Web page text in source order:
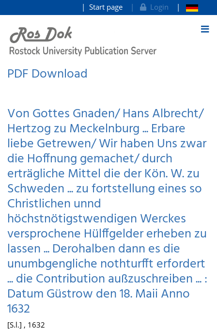
goto contents
Start page Login
PDF Download
Von Gottes Gnaden/ Hans Albrecht/
Hertzog zu Meckelnburg ... Erbare
liebe Getrewen/ Wir haben Uns zwar
die Hoffnung gemachet/ durch
erträgliche Mittel die der Kön. W. zu
Schweden ... zu fortstellung eines so
Christlichen unnd
höchstnötigstwendigen Werckes
versprochene Hülffgelder erheben zu
lassen ... Derohalben dann es die
unumbgengliche nothturfft erfordert
... die Contribution außzuschreiben ... :
Datum Güstrow den 18. Maii Anno
1632
[S.l.] , 1632